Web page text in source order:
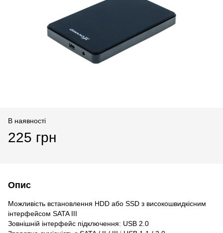
В наявності
225 грн
Опис
Можливість встановлення HDD або SSD з високошвидкісним
інтерфейсом SATA III
Зовнішній інтерфейс підключення: USB 2.0